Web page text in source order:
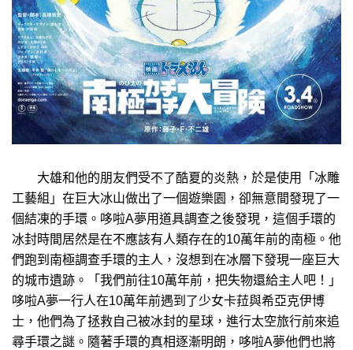
大雄和他的朋友們受不了酷夏的炎熱，於是使用「冰雕
工藝組」在巨大冰山做出了一個遊樂園，卻無意間發現了一
個結凍的手環。哆啦A夢用道具調查之後發現，這個手環的
冰封時間居然是在不應該有人類存在的10萬年前的南極。他
們跑到南極調查手環的主人，沒想到在冰層下發現一座巨大
的城市遺跡。「我們前往10萬年前，把失物還給主人吧！」
哆啦A夢一行人在10萬年前遇到了少女卡菈與希亞克伊博
士，他們為了拯救自己被冰封的星球，進行太空旅行前來追
尋手環之謎。隨著手環的真相逐漸明朗，哆啦A夢他們也將